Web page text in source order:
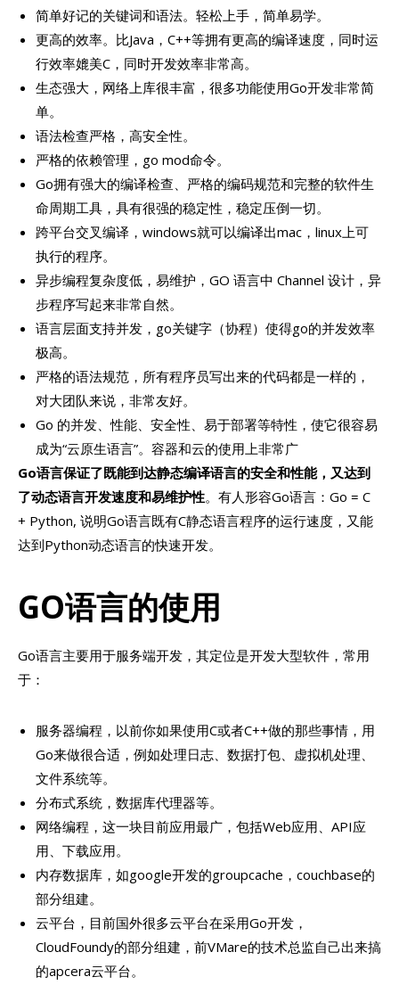
简单好记的关键词和语法。轻松上手，简单易学。
更高的效率。比Java，C++等拥有更高的编译速度，同时运
行效率媲美C，同时开发效率非常高。
生态强大，网络上库很丰富，很多功能使用Go开发非常简
单。
语法检查严格，高安全性。
严格的依赖管理，go mod命令。
Go拥有强大的编译检查、严格的编码规范和完整的软件生
命周期工具，具有很强的稳定性，稳定压倒一切。
跨平台交叉编译，windows就可以编译出mac，linux上可
执行的程序。
异步编程复杂度低，易维护，GO 语言中 Channel 设计，异
步程序写起来非常自然。
语言层面支持并发，go关键字（协程）使得go的并发效率
极高。
严格的语法规范，所有程序员写出来的代码都是一样的，
对大团队来说，非常友好。
Go 的并发、性能、安全性、易于部署等特性，使它很容易
成为“云原生语言”。容器和云的使用上非常广
Go语言保证了既能到达静态编译语言的安全和性能，又达到
了动态语言开发速度和易维护性。有人形容Go语言：Go = C
+ Python, 说明Go语言既有C静态语言程序的运行速度，又能
达到Python动态语言的快速开发。
GO语言的使用
Go语言主要用于服务端开发，其定位是开发大型软件，常用
于：
服务器编程，以前你如果使用C或者C++做的那些事情，用
Go来做很合适，例如处理日志、数据打包、虚拟机处理、
文件系统等。
分布式系统，数据库代理器等。
网络编程，这一块目前应用最广，包括Web应用、API应
用、下载应用。
内存数据库，如google开发的groupcache，couchbase的
部分组建。
云平台，目前国外很多云平台在采用Go开发，
CloudFoundy的部分组建，前VMare的技术总监自己出来搞
的apcera云平台。